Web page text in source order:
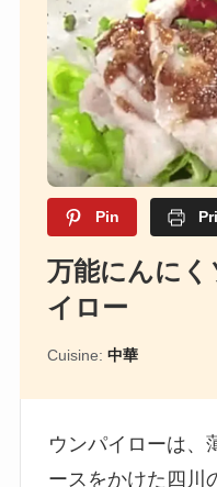
Pin
万能にんに
イロー
Cuisine: 中華
ウンパイローは、
ースをかけた四川